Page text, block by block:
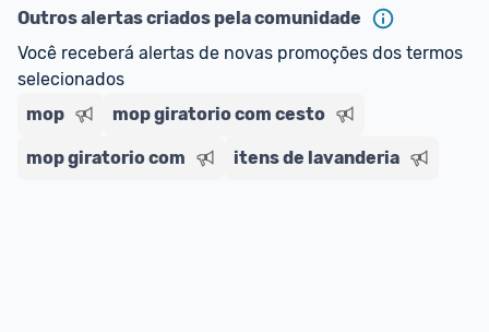
Outros alertas criados pela comunidade
Você receberá alertas de novas promoções dos termos
selecionados
mop
mop giratorio com cesto
mop giratorio com itens de lavanderia